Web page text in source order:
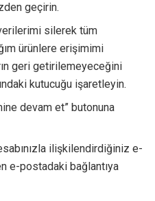
geçirin.
silerek tüm
ürünlere erişimimi
geri getirilemeyeceğini
kutucuğu işaretleyin.
devam et” butonuna
ilişkilendirdiğiniz e-
e-postadaki bağlantıya